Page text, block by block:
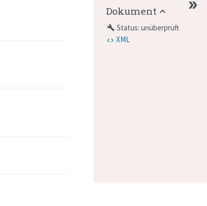
Dokument
build Status: unüberprüft
XML